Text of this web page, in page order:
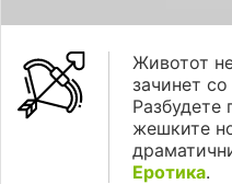
Животот
зачинет
Разбудете
жешките
Еротика.